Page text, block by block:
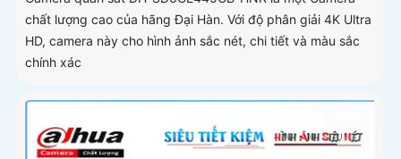
chất lượng cao của hãng Đại Hàn. Với độ phân giải 4K Ultra
HD, camera này cho hình ảnh sắc nét, chi tiết và màu sắc
chính xác